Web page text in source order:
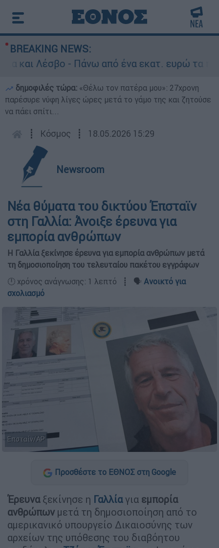
BREAKING NEWS:
Λέσβο - Πάνω από ένα εκατ. ευρώ τα
δημοφιλές τώρα: «Θέλω τον πατέρα μου»: 27χρονη
παρέσυρε νύφη λίγες ώρες μετά το γάμο της και ζητούσε
να πάει σπίτι...
┋ Κόσμος ┋ 18.05.2026 15:29
Newsroom
Νέα θύματα του δικτύου Έπσταϊν
στη Γαλλία: Άνοιξε έρευνα για
εμπορία ανθρώπων
Η Γαλλία ξεκίνησε έρευνα για εμπορία ανθρώπων μετά
τη δημοσιοποίηση του τελευταίου πακέτου εγγράφων
🕛 χρόνος ανάγνωσης: 1 λεπτό ┋ 🗣️ Ανοικτό για
σχολιασμό
Επσταίν/AP
Προσθέστε το ΕΘΝΟΣ στη Google
Έρευναξεκίνησε η Γαλλίαγια εμπορία
ανθρώπων μετά τη δημοσιοποίηση από το
αμερικανικό υπουργείο Δικαιοσύνης των
αρχείων της υπόθεσης του διαβόητου